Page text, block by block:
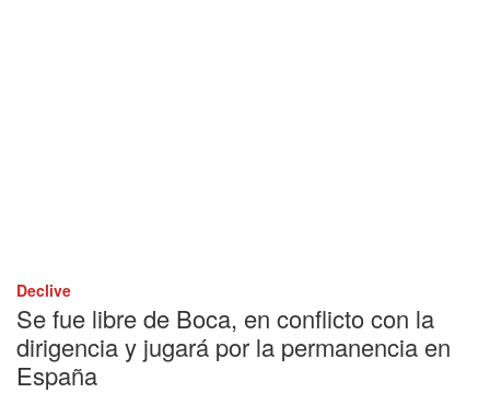
Declive
Se fue libre de Boca, en conflicto con la
dirigencia y jugará por la permanencia en
España